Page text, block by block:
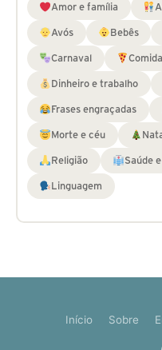
Amor e família
Avós Bebês
Carnaval Comida
Dinheiro e trabalho
Frases engraçadas
Morte e céu
Religião Saúde
Linguagem
Início Sobre